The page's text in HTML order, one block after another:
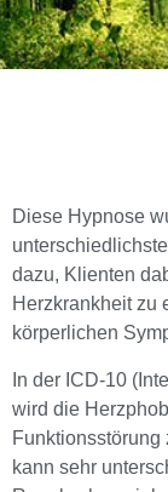
Diese Hypnose
dazu, Klienten
Herzkrankheit zu
körperlichen
In der ICD-10
wird die
Funktionsstörung
kann sehr